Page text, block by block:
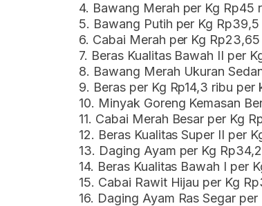
4. Bawang Merah per Kg Rp45
5. Bawang Putih per Kg
6. Cabai Merah per Kg
7. Beras Kualitas Bawah II per
8. Bawang Merah Ukuran
9. Beras per Kg Rp14,3 ribu per
10. Minyak Goreng Kemasan
11. Cabai Merah Besar per Kg
12. Beras Kualitas Super II per
13. Daging Ayam per Kg
14. Beras Kualitas Bawah I per
15. Cabai Rawit Hijau per Kg
16. Daging Ayam Ras Segar